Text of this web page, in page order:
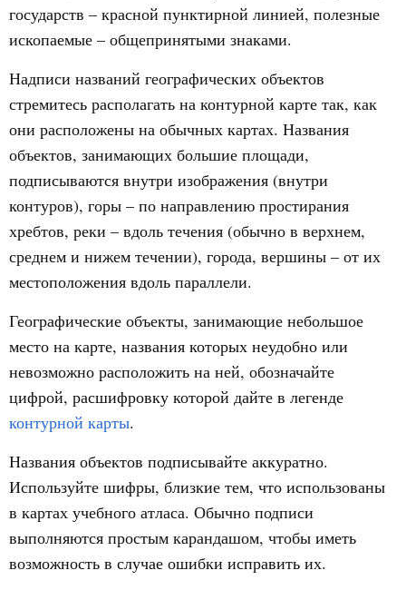
государств – красной пунктирной линией, полезные
ископаемые – общепринятыми знаками.
Надписи названий географических объектов
стремитесь располагать на контурной карте так, как
они расположены на обычных картах. Названия
объектов, занимающих большие площади,
подписываются внутри изображения (внутри
контуров), горы – по направлению простирания
хребтов, реки – вдоль течения (обычно в верхнем,
среднем и нижем течении), города, вершины – от их
местоположения вдоль параллели.
Географические объекты, занимающие небольшое
место на карте, названия которых неудобно или
невозможно расположить на ней, обозначайте
цифрой, расшифровку которой дайте в легенде
контурной карты.
Названия объектов подписывайте аккуратно.
Используйте шифры, близкие тем, что использованы
в картах учебного атласа. Обычно подписи
выполняются простым карандашом, чтобы иметь
возможность в случае ошибки исправить их.